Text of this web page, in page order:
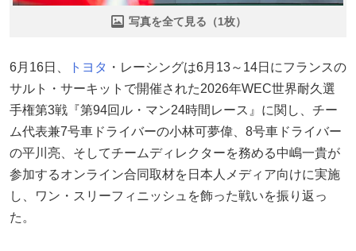
写真を全て見る（1枚）
6月16日、 トヨタ ・レーシングは6月13～14日にフランスの
サルト・サーキットで開催された2026年WEC世界耐久選
手権第3戦『第94回ル・マン24時間レース』に関し、チー
ム代表兼7号車ドライバーの小林可夢偉、8号車ドライバー
の平川亮、そしてチームディレクターを務める中嶋一貴が
参加するオンライン合同取材を日本人メディア向けに実施
し、ワン・スリーフィニッシュを飾った戦いを振り返っ
た。